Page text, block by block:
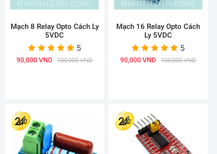
Mạch 8 Relay Opto Cách Ly
5VDC
5
90,000 VND 100,000 VND
Mạch 16 Relay Opto Cách
Ly 5VDC
5
90,000 VND 100,000 VND